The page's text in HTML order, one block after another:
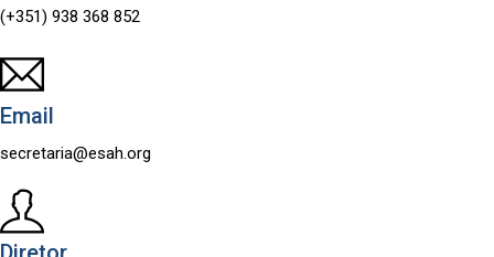
(+351) 938 368 852
Email
secretaria@esah.org